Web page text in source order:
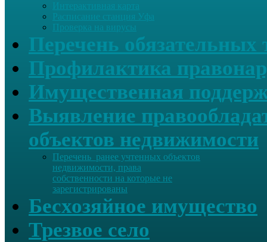
Интерактивная карта
Расписание станция Уфа
Проверка на вирусы
Перечень обязательных
Профилактика
Имущественная
Выявление
объектов недвижимости
Перечень ранее учтенных объектов
недвижимости, права
собственности на которые не
зарегистрированы
Бесхозяйное имущество
Трезвое село